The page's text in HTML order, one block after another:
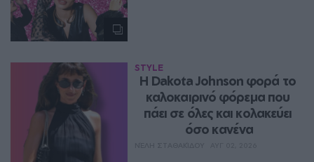
STYLE
Η Dakota Johnson φορά το
καλοκαιρινό φόρεμα που
πάει σε όλες και κολακεύει
όσο κανένα